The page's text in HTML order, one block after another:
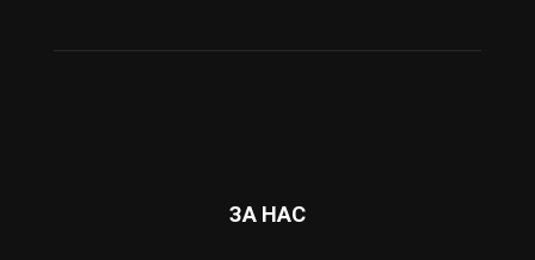
ЗА НАС